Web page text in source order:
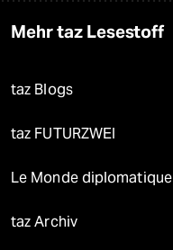
Mehr taz Lesestoff
taz Blogs
taz FUTURZWEI
Le Monde diplomatique
taz Archiv